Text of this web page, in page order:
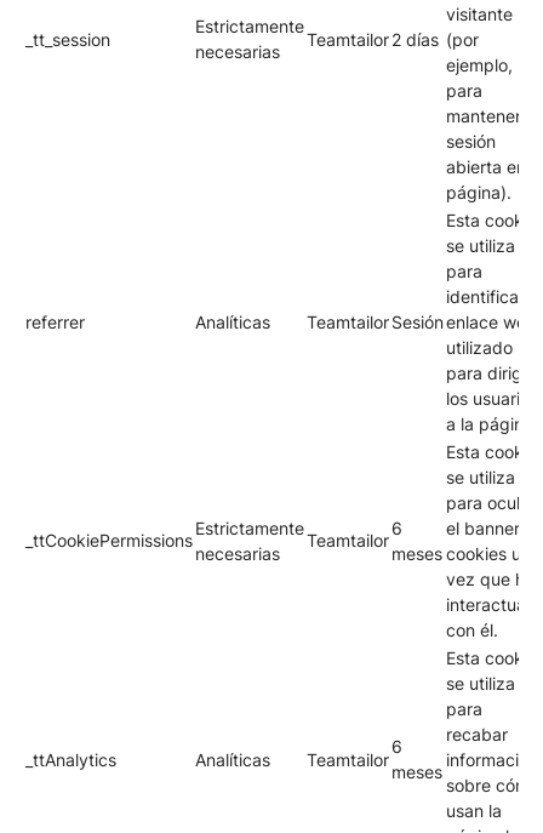
_tt_session
Estrictamente
necesarias
Teamtailor2 días
visitante
(por
ejemplo,
para
mantener tu
sesión
abierta en la
página).
referrer Analíticas TeamtailorSesión
Esta cookie
se utiliza
para
identificar el
enlace web
utilizado
para dirigir
los usuarios
a la página.
_ttCookiePermissions
Estrictamente
necesarias
Teamtailor
6
meses
Esta cookie
se utiliza
para ocultar
el banner
cookies una
vez que has
con él.
_ttAnalytics Analíticas Teamtailor
6
meses
Esta cookie
se utiliza
para
recabar
información
sobre cómo
usan la